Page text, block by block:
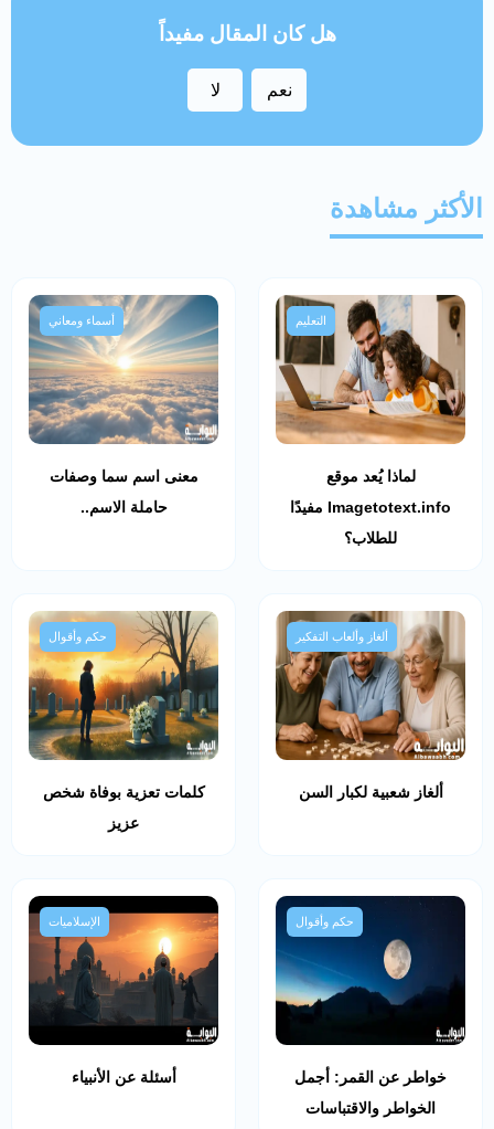
هل كان المقال مفيداً
نعم لا
الأكثر مشاهدة
التعليم
لماذا يُعد موقع
Imagetotext.info مفيدًا
للطلاب؟
أسماء ومعاني
معنى اسم سما وصفات
حاملة الاسم..
ألغاز وألعاب التفكير
ألغاز شعبية لكبار السن
حكم وأقوال
كلمات تعزية بوفاة شخص
عزيز
حكم وأقوال
خواطر عن القمر: أجمل
الخواطر والاقتباسات
الإسلاميات
أسئلة عن الأنبياء